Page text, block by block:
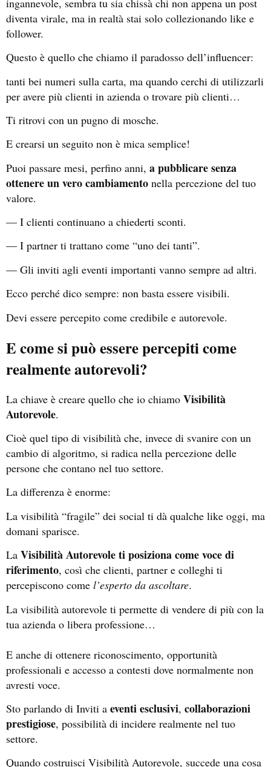
diventa virale, ma in realtà stai solo collezionando like e
follower.
Questo è quello che chiamo il paradosso dell’influencer:
tanti bei numeri sulla carta, ma quando cerchi di utilizzarli
per avere più clienti in azienda o trovare più clienti…
Ti ritrovi con un pugno di mosche.
E crearsi un seguito non è mica semplice!
Puoi passare mesi, perfino anni, a pubblicare senza
ottenere un vero cambiamento nella percezione del tuo
valore.
— I clienti continuano a chiederti sconti.
— I partner ti trattano come “uno dei tanti”.
— Gli inviti agli eventi importanti vanno sempre ad altri.
Ecco perché dico sempre: non basta essere visibili.
Devi essere percepito come credibile e autorevole.
E come si può essere percepiti come
realmente autorevoli?
La chiave è creare quello che io chiamo Visibilità
Autorevole.
Cioè quel tipo di visibilità che, invece di svanire con un
cambio di algoritmo, si radica nella percezione delle
persone che contano nel tuo settore.
La differenza è enorme:
La visibilità “fragile” dei social ti dà qualche like oggi, ma
domani sparisce.
La Visibilità Autorevole ti posiziona come voce di
riferimento, così che clienti, partner e colleghi ti
percepiscono come l’esperto da ascoltare.
La visibilità autorevole ti permette di vendere di più con la
tua azienda o libera professione…
E anche di ottenere riconoscimento, opportunità
professionali e accesso a contesti dove normalmente non
avresti voce.
Sto parlando di Inviti a eventi esclusivi, collaborazioni
prestigiose, possibilità di incidere realmente nel tuo
settore.
Quando costruisci Visibilità Autorevole, succede una cosa